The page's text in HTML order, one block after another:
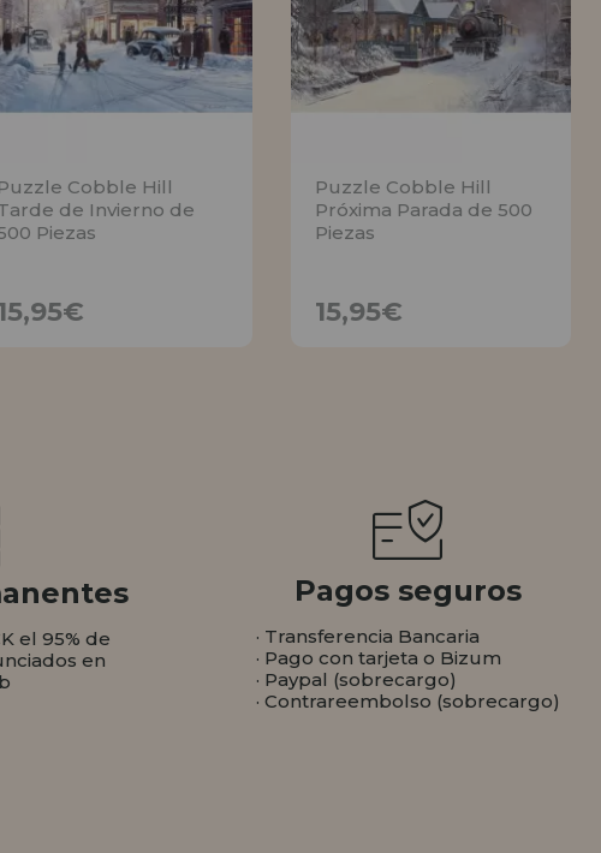
Puzzle Cobble Hill
de Invierno de
Piezas
Puzzle Cobble Hill
Próxima Parada de 500
Piezas
15,95€
el 95% de
en
Pagos seguros
· Transferencia Bancaria
· Pago con tarjeta o Bizum
· Paypal (sobrecargo)
· Contrareembolso (sobrecargo)